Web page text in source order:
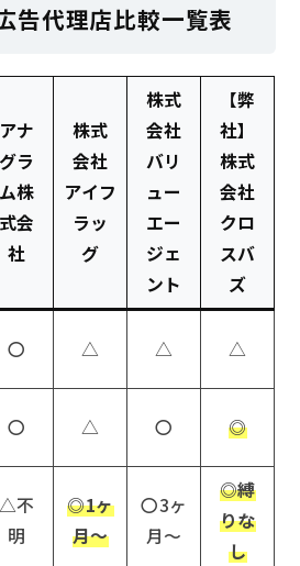
告代理店比較一覧表
アナ
グラ
ム株
式会
社
株式
会社
アイフ
ラッ
グ
株式
会社
バリ
ュー
エー
ジェ
ント
【弊
社】
株式
会社
クロ
スバ
ズ
〇 △ △ △
〇 △ 〇 ◎
△不
明
◎1ヶ
月～
〇3ヶ
月～
◎縛
りな
し